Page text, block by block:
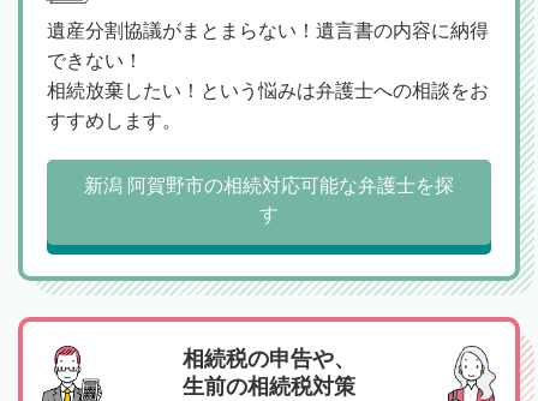
遺産分割協議がまとまらない！遺言書の内容に納得
できない！
相続放棄したい！という悩みは弁護士への相談をお
すすめします。
新潟 阿賀野市の相続対応可能な弁護士を探
す
相続税の申告や、
生前の相続税対策